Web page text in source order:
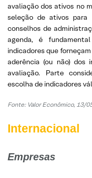
avaliação dos ativos no
seleção de ativos para
conselhos de
agenda, é
indicadores que
aderência (ou não) dos
avaliação. Parte
escolha de indicadores
Fonte: Valor Econômico, 13/
Internacional
Empresas